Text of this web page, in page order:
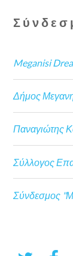
Meganisi
Δήμος
Παναγιώτης
Σύλλογος
Σύνδεσμος